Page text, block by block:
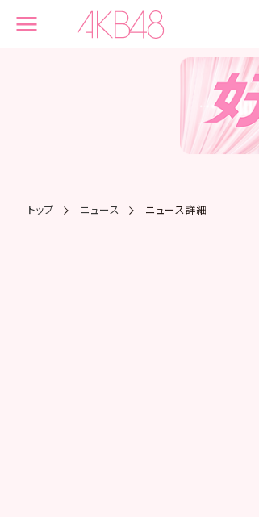
トップ ニュース ニュース詳細